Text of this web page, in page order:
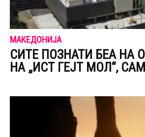
МАКЕДОНИЈА
СИТЕ ПОЗНАТИ БЕА НА
НА „ИСТ ГЕЈТ МОЛ“,